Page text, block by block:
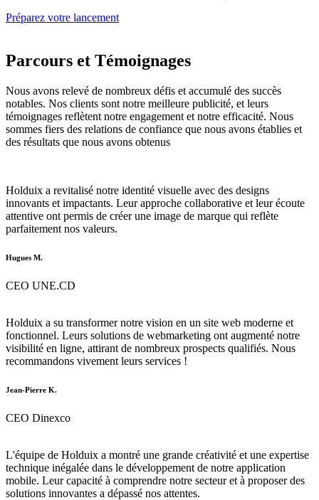
Préparez votre lancement
Parcours et Témoignages
Nous avons relevé de nombreux défis et accumulé des succès
notables. Nos clients sont notre meilleure publicité, et leurs
témoignages reflètent notre engagement et notre efficacité. Nous
sommes fiers des relations de confiance que nous avons établies et
des résultats que nous avons obtenus
Holduix a revitalisé notre identité visuelle avec des designs
innovants et impactants. Leur approche collaborative et leur écoute
attentive ont permis de créer une image de marque qui reflète
parfaitement nos valeurs.
Hugues M.
CEO UNE.CD
Holduix a su transformer notre vision en un site web moderne et
fonctionnel. Leurs solutions de webmarketing ont augmenté notre
visibilité en ligne, attirant de nombreux prospects qualifiés. Nous
recommandons vivement leurs services !
Jean-Pierre K.
CEO Dinexco
L'équipe de Holduix a montré une grande créativité et une expertise
technique inégalée dans le développement de notre application
mobile. Leur capacité à comprendre notre secteur et à proposer des
solutions innovantes a dépassé nos attentes.